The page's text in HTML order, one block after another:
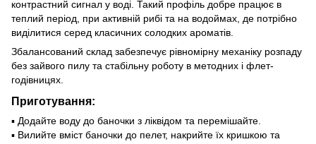
контрастний сигнал у воді. Такий профіль добре працює в
теплий період, при активній рибі та на водоймах, де потрібно
виділитися серед класичних солодких ароматів.
Збалансований склад забезпечує рівномірну механіку розпаду
без зайвого пилу та стабільну роботу в методних і флет-
годівницях.
Приготування:
▪ Додайте воду до баночки з ліквідом та перемішайте.
▪ Вилийте вміст баночки до пелет, накрийте їх кришкою та